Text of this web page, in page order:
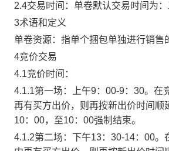
2.4交易时间：单卷默认交易时间为
3术语和定义
单卷资源：指单个捆包单独进行销售
4竞价交易
4.1竞价时间：
4.1.1第一场：上午9：00-9：30。在
再有买方出价，则再按新出价时间
10：00，至10：00强制结束。
4.1.2第二场：下午13：30-14：00